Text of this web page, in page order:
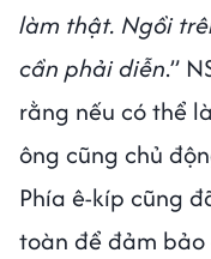
làm thật. Ngồi
cần phải diễn.”
rằng nếu có thể
ông cũng chủ
Phía ê-kíp cũng
toàn để đảm